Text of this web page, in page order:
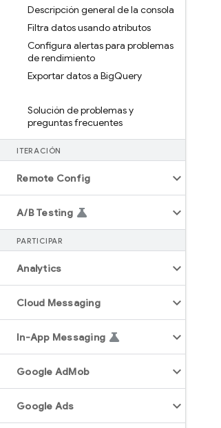
Descripción general de la consola
Filtra datos usando atributos
Configura alertas para problemas
de rendimiento
Exportar datos a BigQuery
Solución de problemas y
preguntas frecuentes
ITERACIÓN
Remote Config
A/B Testing
PARTICIPAR
Analytics
Cloud Messaging
In-App Messaging
Google AdMob
Google Ads